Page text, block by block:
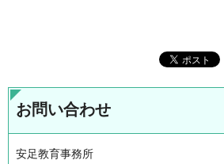
お問い合わせ
安足教育事務所